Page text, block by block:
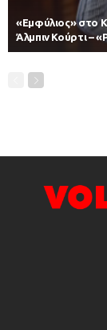
«Εμφύλιος» στο
Άλμπιν Κούρτι –